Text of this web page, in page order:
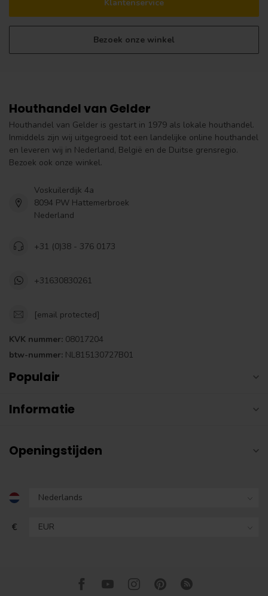
Klantenservice
Bezoek onze winkel
Houthandel van Gelder
Houthandel van Gelder is gestart in 1979 als lokale houthandel.
Inmiddels zijn wij uitgegroeid tot een landelijke online houthandel
en leveren wij in Nederland, België en de Duitse grensregio.
Bezoek ook onze winkel.
Voskuilerdijk 4a
8094 PW Hattemerbroek
Nederland
+31 (0)38 - 376 0173
+31630830261
[email protected]
KVK nummer: 08017204
btw-nummer: NL815130727B01
Populair
Informatie
Openingstijden
€